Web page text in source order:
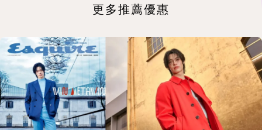
更多推薦優惠